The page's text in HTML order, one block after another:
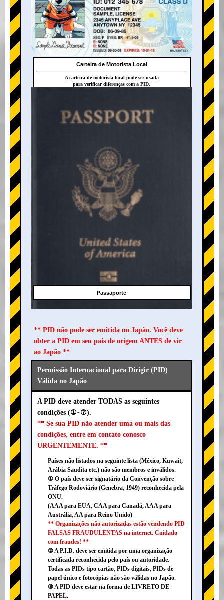
+
Carteira de Motorista Local
A carteira de motorista local pode ser usada
para verificar diferenças com a PID.
Passaporte
** PID não pode ser emitida no Japão. Você deve
obter a PID em seu país de origem ANTES de vir
ao Japão **
Permissão Internacional para Dirigir (PID)
Válida no Japão
A PID deve atender TODAS as seguintes
condições (①~⑦).
** Se sua PID não atender uma ou mais das
condições, entre em contato conosco
URGENTEMENTE. **
Países não listados na seguinte lista (México, Kuwait,
Arábia Saudita etc.) não são membros e inválidos.
① O país deve ser signatário da Convenção sobre
Tráfego Rodoviário (Genebra, 1949) reconhecida pela
ONU.
(AAA para EUA, CAA para Canadá, AAA para
Austrália, AA para Reino Unido)
** Organizações não autorizadas estão vendendo PID
FALSAS FRAUDULENTAS na internet. Cuidado
com fraudes! **
② A P.I.D. deve ser emitida por uma organização
certificada reconhecida pelo país ou autoridade.
Todas as PIDs tipo cartão, PIDs digitais, PIDs de
papel único e fotocópias não são válidas no Japão.
③ A PID deve estar na forma de LIVRETO DE
PAPEL.